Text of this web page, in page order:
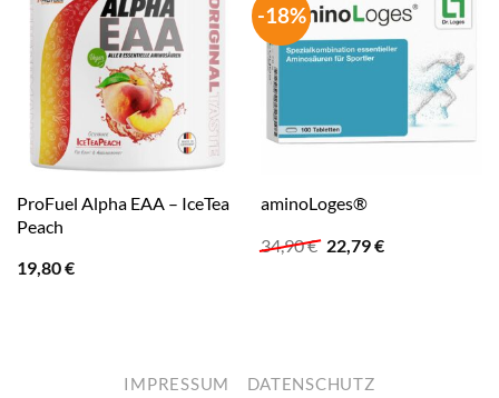
ProFuel Alpha EAA – IceTea
Peach
19,80€
-18%
aminoLoges®
34,90€ Ursprünglicher
Preis
22,79€Aktueller
IMPRESSUM DATENSCHUTZ